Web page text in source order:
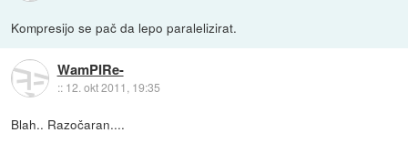
Kompresijo se pač da lepo paralelizirat.
WamPIRe-
:: 12. okt 2011, 19:35
Blah.. Razočaran....